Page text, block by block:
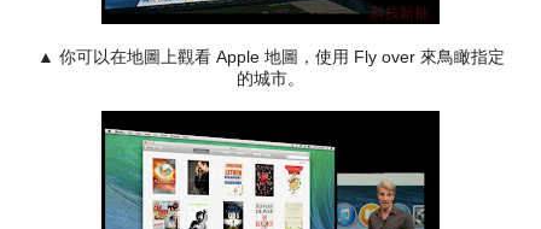
▲ 你可以在地圖上觀看 Apple 地圖，使用 Fly over 來鳥瞰指定
的城市。